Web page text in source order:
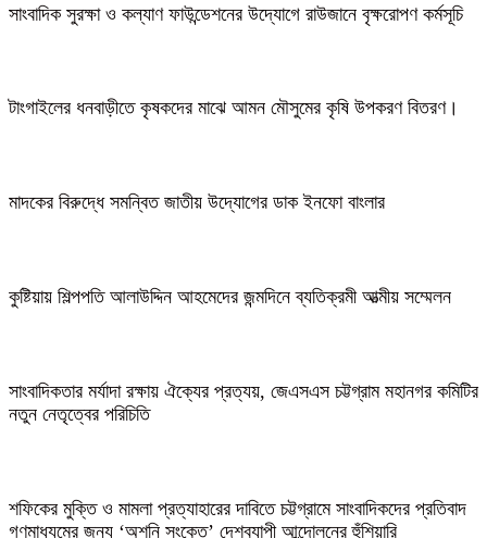
সাংবাদিক সুরক্ষা ও কল্যাণ ফাউন্ডেশনের উদ্যোগে রাউজানে বৃক্ষরোপণ কর্মসূচি
টাংগাইলের ধনবাড়ীতে কৃষকদের মাঝে আমন মৌসুমের কৃষি উপকরণ বিতরণ।
মাদকের বিরুদ্ধে সমন্বিত জাতীয় উদ্যোগের ডাক ইনফো বাংলার
কুষ্টিয়ায় শিল্পপতি আলাউদ্দিন আহমেদের জন্মদিনে ব্যতিক্রমী আত্মীয় সম্মেলন
সাংবাদিকতার মর্যাদা রক্ষায় ঐক্যের প্রত্যয়, জেএসএস চট্টগ্রাম মহানগর কমিটির
নতুন নেতৃত্বের পরিচিতি
শফিকের মুক্তি ও মামলা প্রত্যাহারের দাবিতে চট্টগ্রামে সাংবাদিকদের প্রতিবাদ
গণমাধ্যমের জন্য ‘অশনি সংকেত’ দেশব্যাপী আন্দোলনের হুঁশিয়ারি